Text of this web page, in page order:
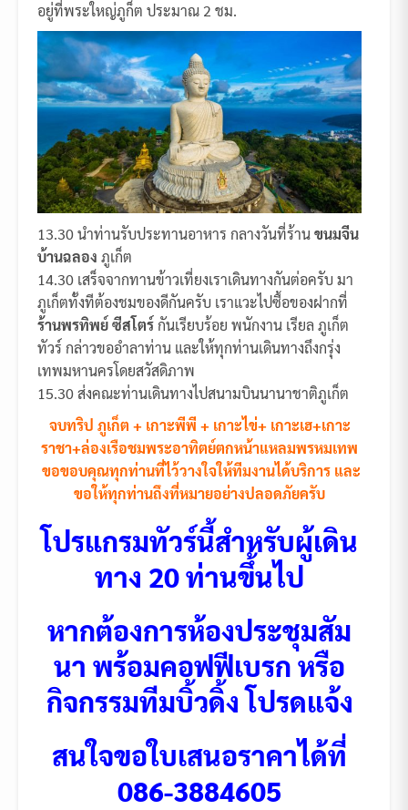
อยู่ที่พระใหญ่ภูก็ต ประมาณ 2 ชม.
13.30 นำท่านรับประทานอาหาร กลางวันที่ร้านขนมจีน
บ้านฉลอง ภูเก็ต
14.30 เสร็จจากทานข้าวเที่ยงเราเดินทางกันต่อครับ มา
ภูเก็ตทั้งทีต้องชมของดีกันครับ เราแวะไปซื้อของฝากที่
ร้านพรทิพย์ ซีสโตร์กันเรียบร้อย พนักงาน เรียล ภูเก็ต
ทัวร์ กล่าวขออำลาท่าน และให้ทุกท่านเดินทางถึงกรุ่ง
เทพมหานครโดยสวัสดิภาพ
15.30 ส่งคณะท่านเดินทางไปสนามบินนานาชาติภูเก็ต
จบทริป ภูเก็ต + เกาะพีพี + เกาะไข่+ เกาะเฮ+เกาะ
ราชา+ล่องเรือชมพระอาทิตย์ตกหน้าแหลมพรหมเทพ
ขอขอบคุณทุกท่านที่ไว้วางใจให้ทีมงานได้บริการ และ
ขอให้ทุกท่านถึงที่หมายอย่างปลอดภัยครับ
โปรแกรมทัวร์นี้สำหรับผู้เดิน
ทาง 20 ท่านขึ้นไป
หากต้องการห้องประชุมสัม
นา พร้อมคอฟฟีเบรก หรือ
กิจกรรมทีมบิ้วดิ้ง โปรดแจ้ง
สนใจขอใบเสนอราคาได้ที่
086-3884605